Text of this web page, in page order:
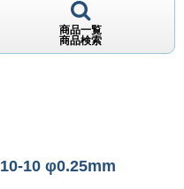
商品一覧
商品検索
10 φ0.25mm